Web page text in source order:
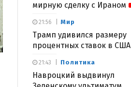
мирную сделку с Ираном
Мир
Трамп удивился размеру
процентных ставок в США
21:56
Политика
Навроцкий выдвинул
21:43